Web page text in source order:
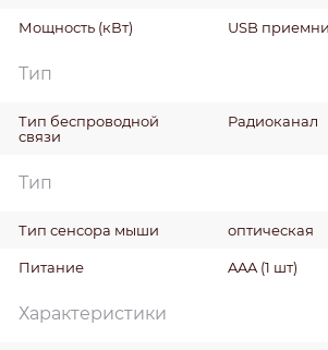
Мощность (кВт) USB
Тип
Тип беспроводной
связи
Радиоканал
Тип
Тип сенсора мыши оптическая
Питание AAA (1 шт)
Характеристики